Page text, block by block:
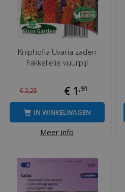
Kniphofia Uvaria zaden
Fakkellelie vuurpijl
€2,25 € 1 ,91
Meer info
IN WINKELWAGEN